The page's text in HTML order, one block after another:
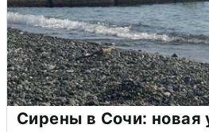
Сирены в Сочи: новая